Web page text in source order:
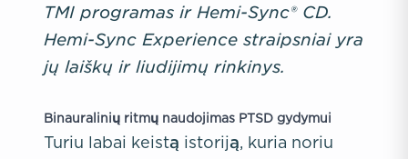
TMI programas ir Hemi-Sync® CD.
Hemi-Sync Experience straipsniai yra
jų laiškų ir liudijimų rinkinys.
Binauralinių ritmų naudojimas PTSD gydymui
Turiu labai keistą istoriją, kuria noriu